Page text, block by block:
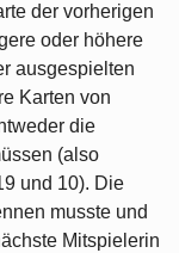
der vorherigen
oder höhere
ausgespielten
Karten von
die
(also
und 10). Die
musste und
Mitspielerin